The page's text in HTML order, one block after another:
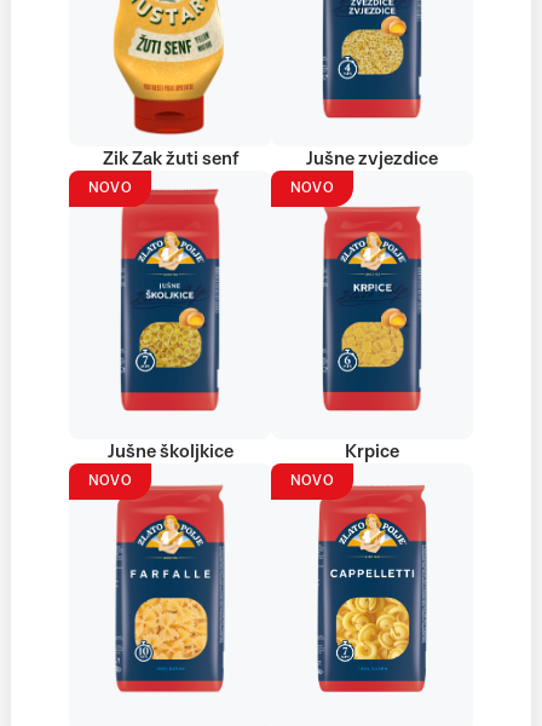
Zik Zak žuti senf Jušne zvjezdice
NOVO
Jušne školjkice
NOVO
Krpice
NOVO NOVO